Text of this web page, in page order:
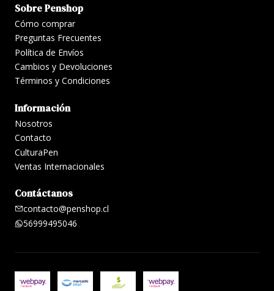
Sobre Penshop
Cómo comprar
Preguntas Frecuentes
Política de Envíos
Cambios y Devoluciones
Términos y Condiciones
Información
Nosotros
Contacto
CulturaPen
Ventas Internacionales
Contáctanos
contacto@penshop.cl
56999495046